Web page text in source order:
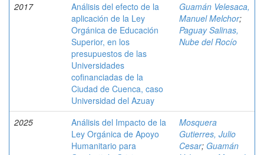
2017
Análisis del efecto de la
aplicación de la Ley
Orgánica de Educación
Superior, en los
presupuestos de las
Universidades
cofinanciadas de la
Ciudad de Cuenca, caso
Universidad del Azuay
Guamán Velesaca,
Manuel Melchor;
Paguay Salinas,
Nube del Rocío
2025
Análisis del Impacto de la
Ley Orgánica de Apoyo
Humanitario para
Mosquera
Gutierres, Julio
Cesar; Guamán